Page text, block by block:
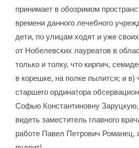
принимает в обозримом
времени данного лечебного
дети, по улицам ходят и уже
от Нобелевских лауреатов в
только и толку, что кирпич,
в корешке, на полке пылится; и в)
старшего ординатора
Софью Константиновну Заруцкую,
видеть заместитель главного
работе Павел Петрович Романец,